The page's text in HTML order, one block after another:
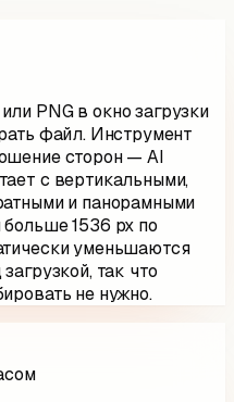
PNG в окно загрузки
файл. Инструмент
сторон — AI
с вертикальными,
и панорамными
1536 px по
уменьшаются
так что
не нужно.